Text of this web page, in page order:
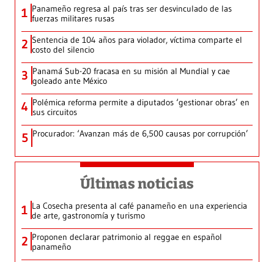
1 Panameño regresa al país tras ser desvinculado de las
fuerzas militares rusas
2 Sentencia de 104 años para violador, víctima comparte el
costo del silencio
3 Panamá Sub-20 fracasa en su misión al Mundial y cae
goleado ante México
4 Polémica reforma permite a diputados ‘gestionar obras’ en
sus circuitos
5 Procurador: ‘Avanzan más de 6,500 causas por corrupción’
Últimas noticias
1 La Cosecha presenta al café panameño en una experiencia
de arte, gastronomía y turismo
2 Proponen declarar patrimonio al reggae en español
panameño